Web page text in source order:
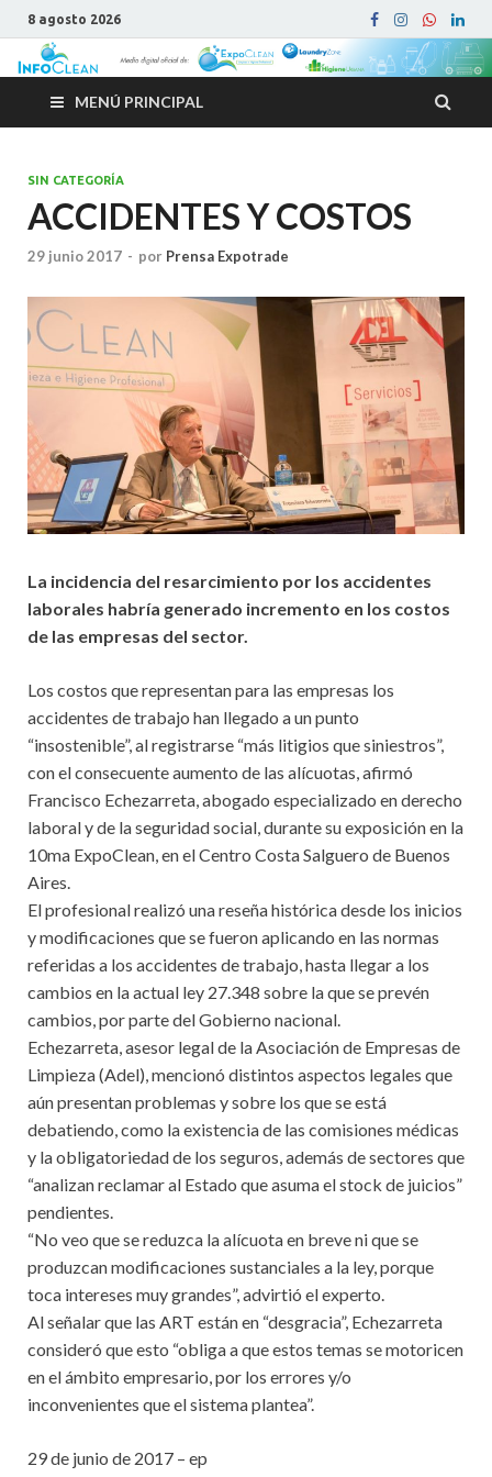
8 agosto 2026
MENÚ PRINCIPAL
SIN CATEGORÍA
ACCIDENTES Y COSTOS
29 junio 2017 - por Prensa Expotrade
La incidencia del resarcimiento por los accidentes
laborales habría generado incremento en los costos
de las empresas del sector.
Los costos que representan para las empresas los
accidentes de trabajo han llegado a un punto
“insostenible”, al registrarse “más litigios que siniestros”,
con el consecuente aumento de las alícuotas, afirmó
Francisco Echezarreta, abogado especializado en derecho
laboral y de la seguridad social, durante su exposición en la
10ma ExpoClean, en el Centro Costa Salguero de Buenos
Aires.
El profesional realizó una reseña histórica desde los inicios
y modificaciones que se fueron aplicando en las normas
referidas a los accidentes de trabajo, hasta llegar a los
cambios en la actual ley 27.348 sobre la que se prevén
cambios, por parte del Gobierno nacional.
Echezarreta, asesor legal de la Asociación de Empresas de
Limpieza (Adel), mencionó distintos aspectos legales que
aún presentan problemas y sobre los que se está
debatiendo, como la existencia de las comisiones médicas
y la obligatoriedad de los seguros, además de sectores que
“analizan reclamar al Estado que asuma el stock de juicios”
pendientes.
“No veo que se reduzca la alícuota en breve ni que se
produzcan modificaciones sustanciales a la ley, porque
toca intereses muy grandes”, advirtió el experto.
Al señalar que las ART están en “desgracia”, Echezarreta
consideró que esto “obliga a que estos temas se motoricen
en el ámbito empresario, por los errores y/o
inconvenientes que el sistema plantea”.
29 de junio de 2017 – ep